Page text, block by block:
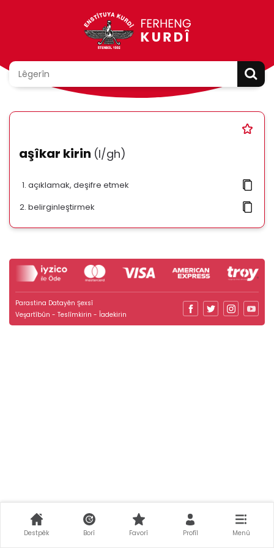
aşîkar kirin (l/gh)
açıklamak, deşifre etmek
belirginleştirmek
Parastina Datayên Şexsî
Veşartîbûn - Teslîmkirin - Îadekirin
Destpêk Borî Favorî Profîl Menû